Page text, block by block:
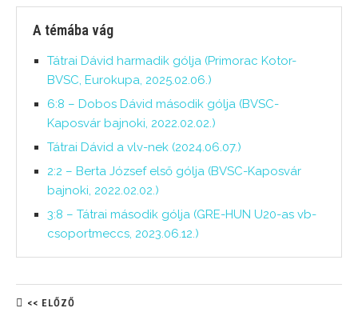
A témába vág
Tátrai Dávid harmadik gólja (Primorac Kotor-
BVSC, Eurokupa, 2025.02.06.)
6:8 – Dobos Dávid második gólja (BVSC-
Kaposvár bajnoki, 2022.02.02.)
Tátrai Dávid a vlv-nek (2024.06.07.)
2:2 – Berta József első gólja (BVSC-Kaposvár
bajnoki, 2022.02.02.)
3:8 – Tátrai második gólja (GRE-HUN U20-as vb-
csoportmeccs, 2023.06.12.)
<< ELŐZŐ